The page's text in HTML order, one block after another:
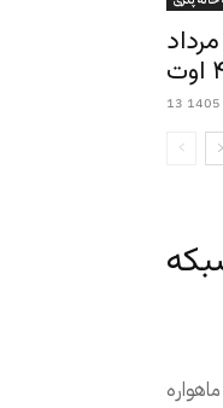
پنجره‌ای رو به خانه پدری – مشروطه، عراقچی، ترامپ و تحولات امروز ایران | ۱۳ مرداد